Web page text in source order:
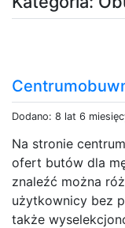
Dodano: 8 lat 6
Na stronie
ofert butów dla
znaleźć można
użytkownicy bez
także